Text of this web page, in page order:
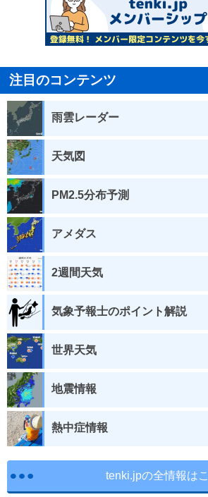
注目のコンテンツ
雨雲レーダー
天気図
PM2.5分布予測
アメダス
2週間天気
気象予報士のポイント解説
世界天気
地震情報
熱中症情報
tenki.jpの全情報は